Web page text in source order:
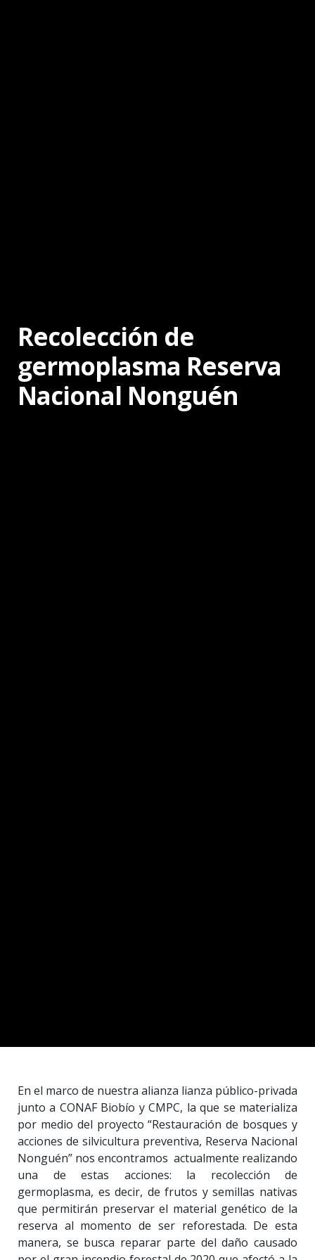
Recolección de
germoplasma Reserva
Nacional Nonguén
En el marco de nuestra alianza lianza público-privada
junto a CONAF Biobío y CMPC, la que se materializa
por medio del proyecto “Restauración de bosques y
acciones de silvicultura preventiva, Reserva Nacional
Nonguén” nos encontramos actualmente realizando
una de estas acciones: la recolección de
germoplasma, es decir, de frutos y semillas nativas
que permitirán preservar el material genético de la
reserva al momento de ser reforestada. De esta
manera, se busca reparar parte del daño causado